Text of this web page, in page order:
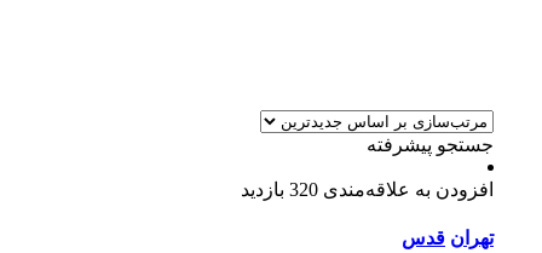
جستجو پیشرفته
افزودن به علاقه‌مندی 320 بازدید
تهران قدس